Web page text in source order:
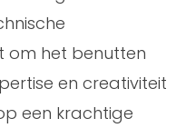
om het benutten
en creativiteit
een krachtige